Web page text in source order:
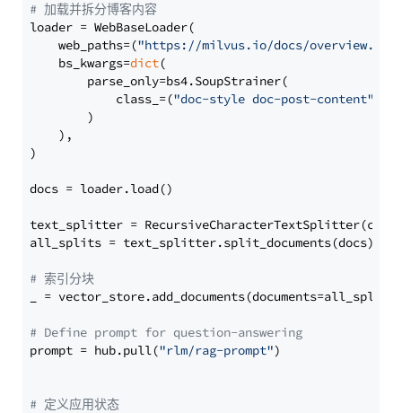
# 加载并拆分博客内容
loader = WebBaseLoader(
    web_paths=(
"https://milvus.io/docs/overview.md"
    bs_kwargs=
dict(
        parse_only=bs4.SoupStrainer(
            class_=(
"doc-style doc-post-content"
        )
    ),
)
docs = loader.load()
text_splitter =
all_splits = text_splitter.split_documents(docs)
# 索引分块
_ = vector_store.add_documents(documents=all_splits)
# Define prompt for question-answering
prompt = hub.pull("rlm/rag-prompt")
# 定义应用状态